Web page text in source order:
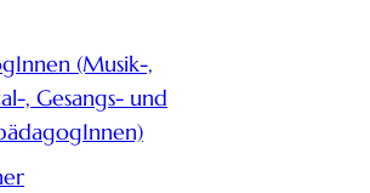
(Musik-,
, Gesangs- und